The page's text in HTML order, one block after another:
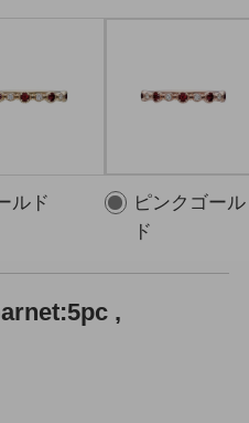
ルド
ピンクゴール
ド
,